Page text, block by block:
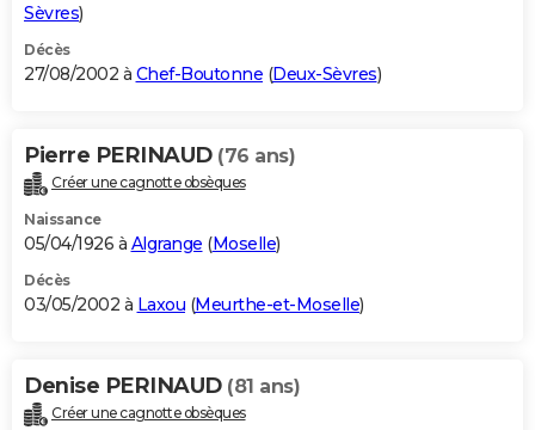
Sèvres)
Décès
27/08/2002 à Chef-Boutonne (Deux-Sèvres)
Pierre PERINAUD (76 ans)
Créer une cagnotte obsèques
Naissance
05/04/1926 à Algrange (Moselle)
Décès
03/05/2002 à Laxou (Meurthe-et-Moselle)
Denise PERINAUD (81 ans)
Créer une cagnotte obsèques